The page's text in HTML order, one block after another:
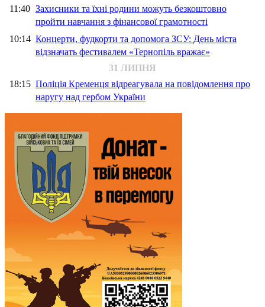
11:40 Захисники та їхні родини можуть безкоштовно
пройти навчання з фінансової грамотності
10:14 Концерти, фудкорти та допомога ЗСУ: День міста
відзначать фестивалем «Тернопіль вражає»
31 ЛИПНЯ
18:15 Поліція Кременця відреагувала на повідомлення про
наругу над гербом України